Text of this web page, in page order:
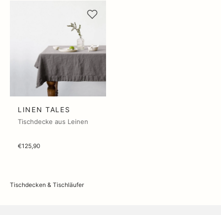
LINEN TALES
Tischdecke aus Leinen
€125,90
Tischdecken & Tischläufer